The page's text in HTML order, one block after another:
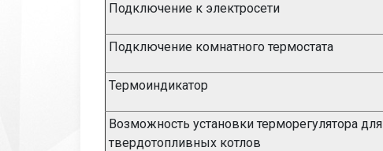
Подключение к электросети
Подключение комнатного термостата
Термоиндикатор
Возможность установки терморегулятора для
твердотопливных котлов